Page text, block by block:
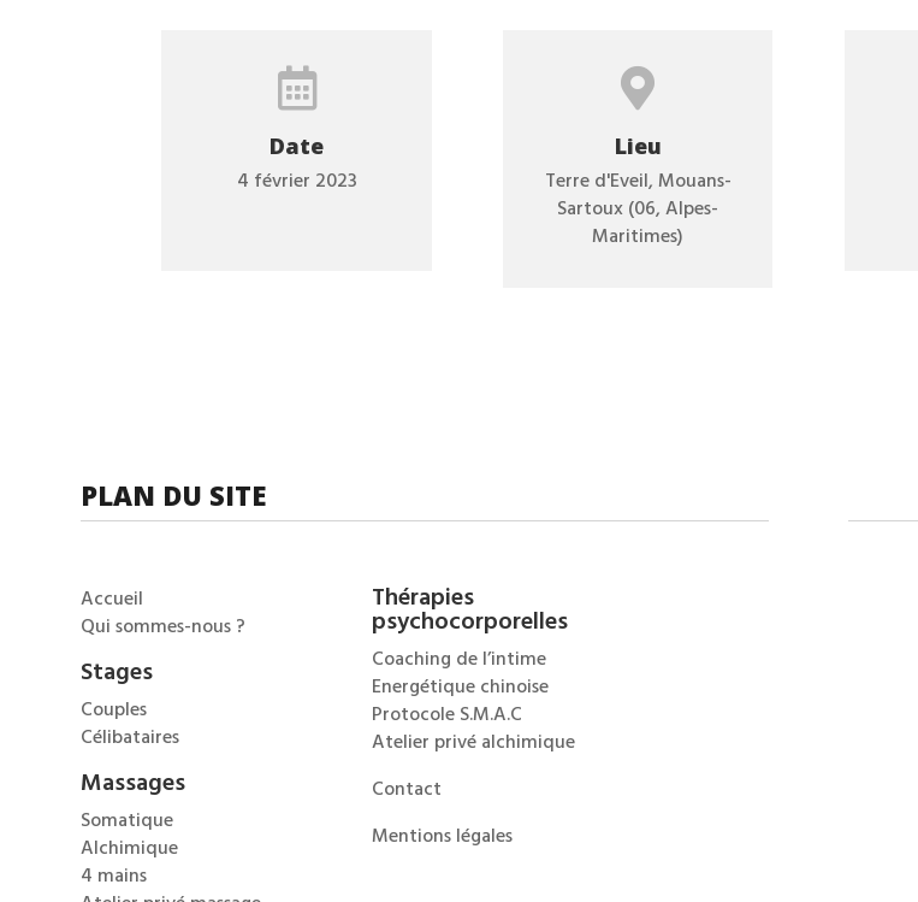

Date
4 février 2023

Lieu
Terre d'Eveil, Mouans-
Sartoux (06, Alpes-
Maritimes)
PLAN DU SITE
Accueil
Qui sommes-nous ?
Stages
Couples
Célibataires
Massages
Somatique
Alchimique
4 mains
Thérapies
psychocorporelles
Coaching de l’intime
Energétique chinoise
Protocole S.M.A.C
Atelier privé alchimique
Contact
Mentions légales